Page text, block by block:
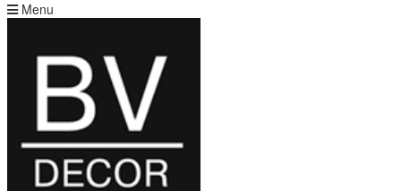
Menu